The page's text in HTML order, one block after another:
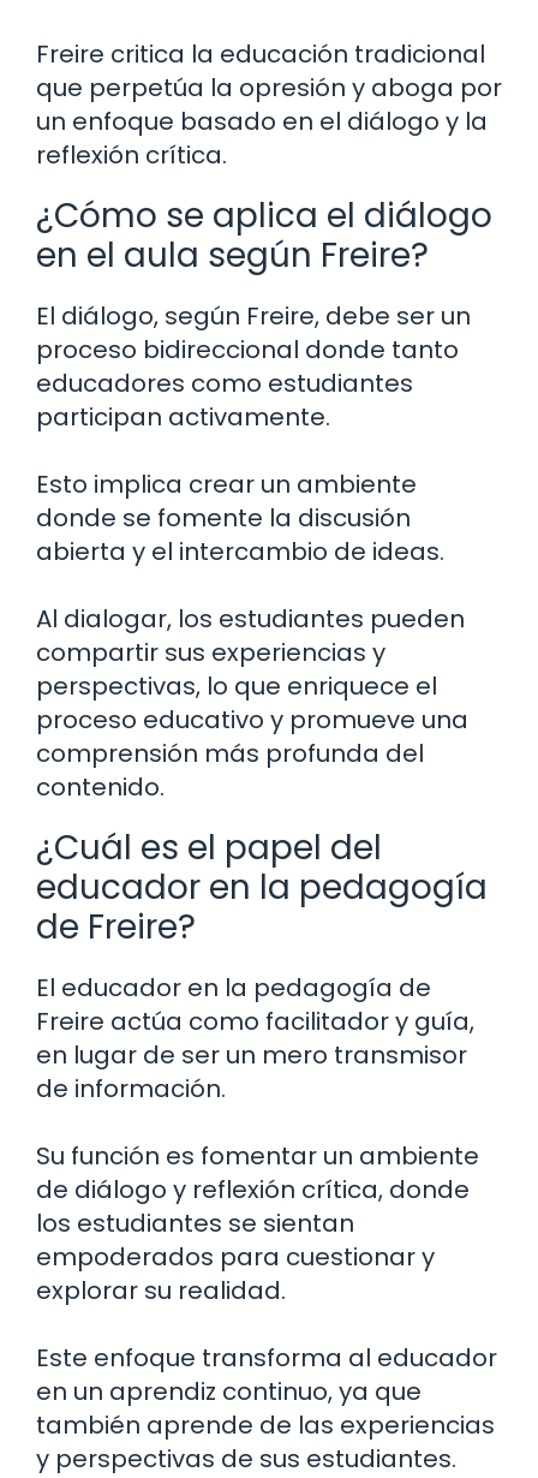
Freire critica la educación tradicional
que perpetúa la opresión y aboga por
un enfoque basado en el diálogo y la
reflexión crítica.
¿Cómo se aplica el diálogo
en el aula según Freire?
El diálogo, según Freire, debe ser un
proceso bidireccional donde tanto
educadores como estudiantes
participan activamente.
Esto implica crear un ambiente
donde se fomente la discusión
abierta y el intercambio de ideas.
Al dialogar, los estudiantes pueden
compartir sus experiencias y
perspectivas, lo que enriquece el
proceso educativo y promueve una
comprensión más profunda del
contenido.
¿Cuál es el papel del
educador en la pedagogía
de Freire?
El educador en la pedagogía de
Freire actúa como facilitador y guía,
en lugar de ser un mero transmisor
de información.
Su función es fomentar un ambiente
de diálogo y reflexión crítica, donde
los estudiantes se sientan
empoderados para cuestionar y
explorar su realidad.
Este enfoque transforma al educador
en un aprendiz continuo, ya que
también aprende de las experiencias
y perspectivas de sus estudiantes.